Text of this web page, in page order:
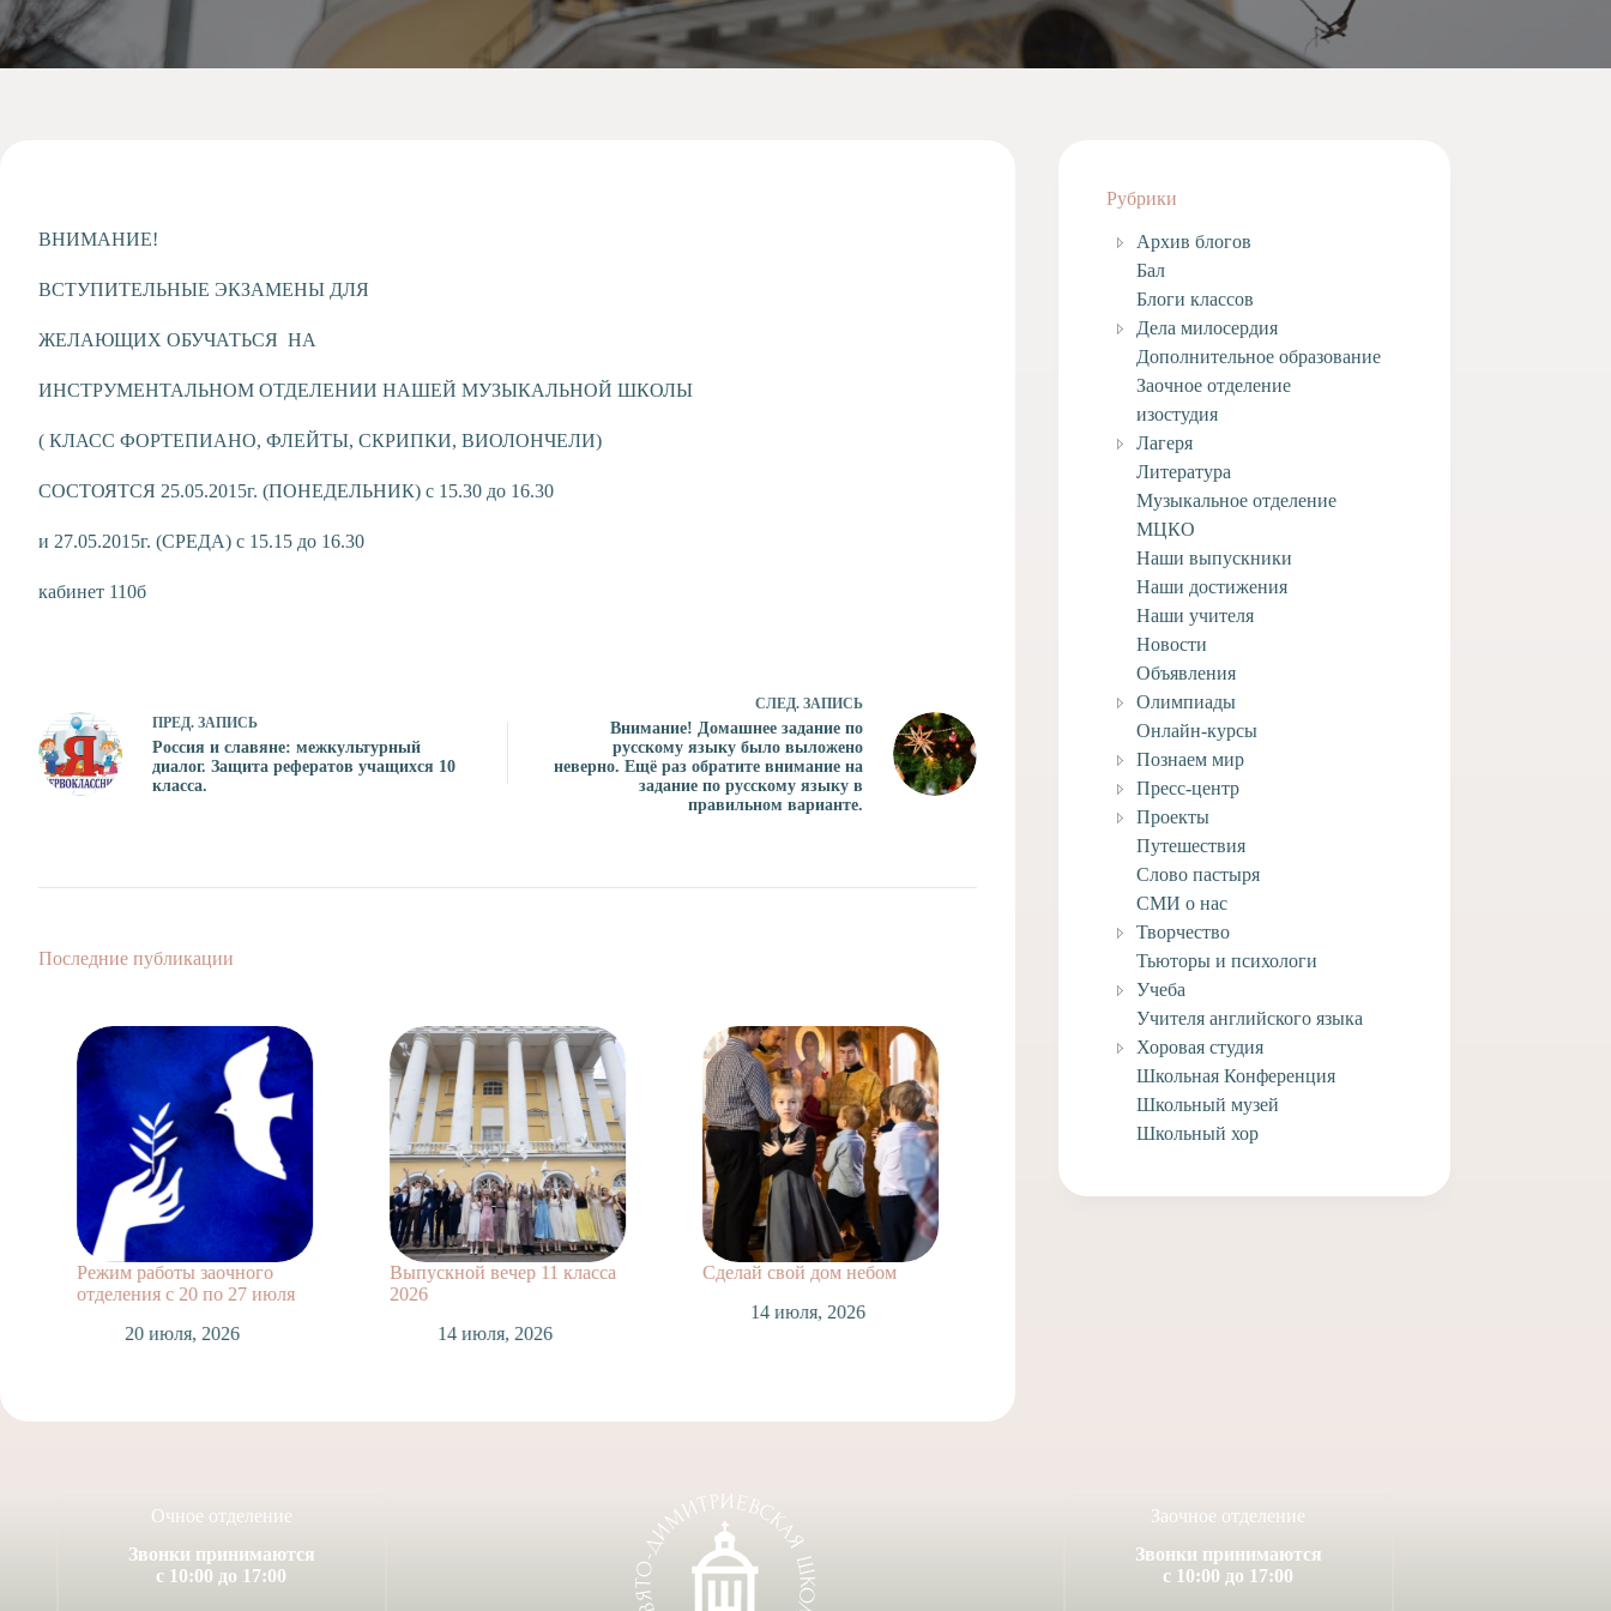
Проекты
Служба
служба
ВНИМАНИЕ!
ВСТУПИТЕЛЬНЫЕ ЭКЗАМЕНЫ ДЛЯ
ЖЕЛАЮЩИХ ОБУЧАТЬСЯ НА
ИНСТРУМЕНТАЛЬНОМ ОТДЕЛЕНИИ НАШЕЙ МУЗЫКАЛЬНОЙ ШКОЛЫ
( КЛАСС ФОРТЕПИАНО, ФЛЕЙТЫ, СКРИПКИ, ВИОЛОНЧЕЛИ)
СОСТОЯТСЯ 25.05.2015г. (ПОНЕДЕЛЬНИК) с 15.30 до 16.30
и 27.05.2015г. (СРЕДА) с 15.15 до 16.30
кабинет 110б
ПРЕД. ЗАПИСЬ
Россия и славяне: межкультурный
диалог. Защита рефератов учащихся 10
класса.
СЛЕД. ЗАПИСЬ
Внимание! Домашнее задание по
русскому языку было выложено
неверно. Ещё раз обратите внимание на
задание по русскому языку в
правильном варианте.
Последние публикации
Режим работы заочного
отделения с 20 по 27 июля
20 июля, 2026
Выпускной вечер 11 класса
2026
14 июля, 2026
Сделай свой дом небом
14 июля, 2026
Рубрики
Архив блогов
Бал
Блоги классов
Дела милосердия
Дополнительное образование
Заочное отделение
изостудия
Лагеря
Литература
Музыкальное отделение
МЦКО
Наши выпускники
Наши достижения
Наши учителя
Новости
Объявления
Олимпиады
Онлайн-курсы
Познаем мир
Пресс-центр
Проекты
Путешествия
Слово пастыря
СМИ о нас
Творчество
Тьюторы и психологи
Учеба
Учителя английского языка
Хоровая студия
Школьная Конференция
Школьный музей
Школьный хор
Звонки принимаются
Звонки принимаются